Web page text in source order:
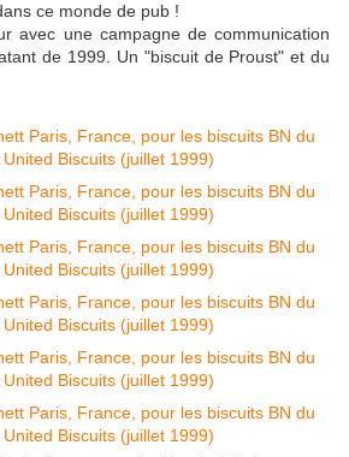
ce monde de pub !
avec une campagne de communication
de 1999. Un "biscuit de Proust" et du